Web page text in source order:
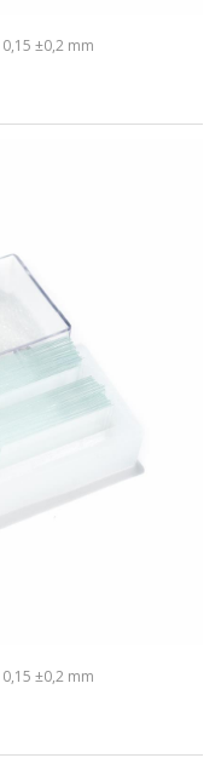
±0,2 mm
±0,2 mm